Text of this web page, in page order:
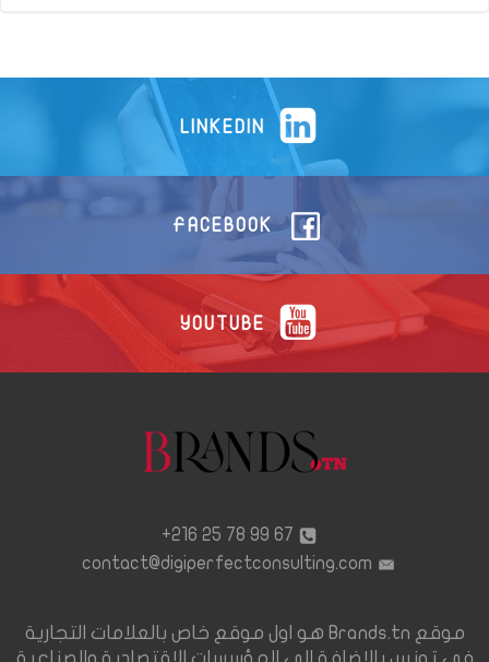
LINKEDIN
FACEBOOK
YOUTUBE
67 99 78 25 216+
contact@digiperfectconsulting.com
موقع Brands.tn هو اول موقع خاص بالعلامات التجارية